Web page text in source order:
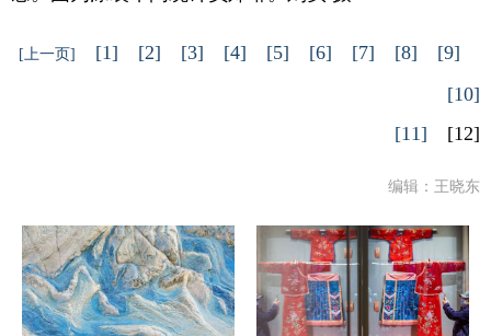
[上一页] [1] [2] [3] [4] [5] [6] [7] [8]
[9]
[10]
[11] [12]
编辑：王晓东